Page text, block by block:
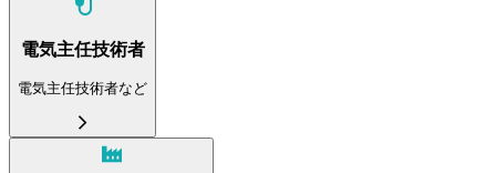
電気主任技術者
電気主任技術者など